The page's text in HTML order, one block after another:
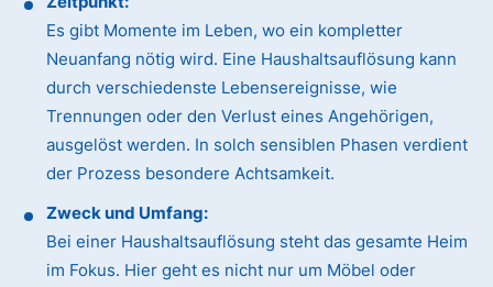
Es gibt Momente im Leben, wo ein kompletter
Neuanfang nötig wird. Eine Haushaltsauflösung kann
durch verschiedenste Lebensereignisse, wie
Trennungen oder den Verlust eines Angehörigen,
ausgelöst werden. In solch sensiblen Phasen verdient
der Prozess besondere Achtsamkeit.
Zweck und Umfang:
Bei einer Haushaltsauflösung steht das gesamte Heim
im Fokus. Hier geht es nicht nur um Möbel oder